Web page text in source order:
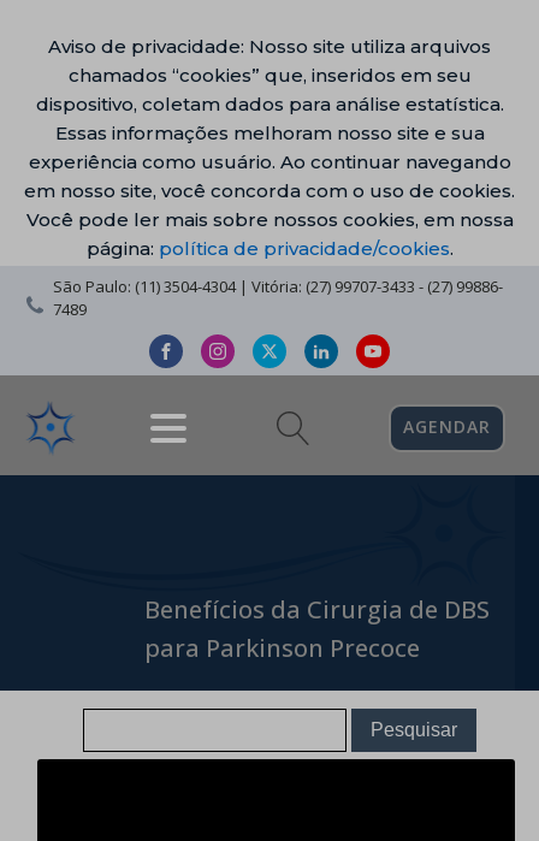
Aviso de privacidade: Nosso site utiliza arquivos
chamados “cookies” que, inseridos em seu
dispositivo, coletam dados para análise estatística.
Essas informações melhoram nosso site e sua
experiência como usuário. Ao continuar navegando
em nosso site, você concorda com o uso de cookies.
Você pode ler mais sobre nossos cookies, em nossa
página: política de privacidade/cookies.
São Paulo: (11) 3504-4304 | Vitória: (27) 99707-3433 - (27) 99886-
7489
AGENDAR
Benefícios da Cirurgia de DBS
para Parkinson Precoce